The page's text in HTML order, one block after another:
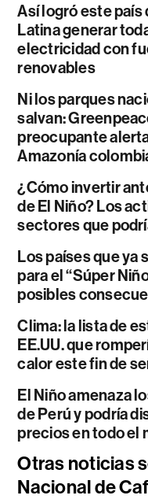
Así logró este país
Latina generar
electricidad con
renovables
Ni los parques
salvan:
preocupante
Amazonía
¿Cómo invertir
de El Niño? Los
sectores que
Los países que ya
para el “Súper
posibles
Clima: la lista de
EE.UU. que
calor este fin de
El Niño amenaza
de Perú y podría
precios en todo el
Otras noticias
Nacional de